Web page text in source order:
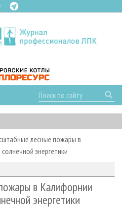
лесные пожары в
энергетики
в Калифорнии
энергетики